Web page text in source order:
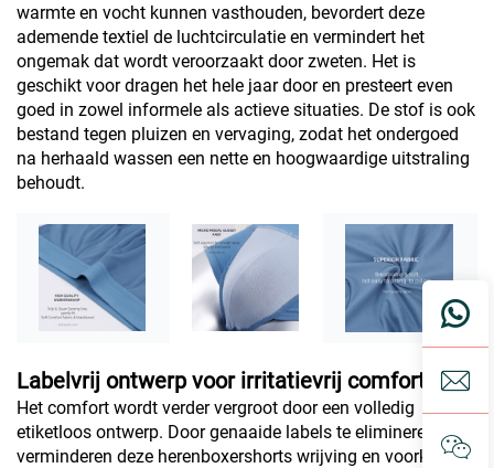
warmte en vocht kunnen vasthouden, bevordert deze
ademende textiel de luchtcirculatie en vermindert het
ongemak dat wordt veroorzaakt door zweten. Het is
geschikt voor dragen het hele jaar door en presteert even
goed in zowel informele als actieve situaties. De stof is ook
bestand tegen pluizen en vervaging, zodat het ondergoed
na herhaald wassen een nette en hoogwaardige uitstraling
behoudt.
Labelvrij ontwerp voor irritatievrij comfort
Het comfort wordt verder vergroot door een volledig
etiketloos ontwerp. Door genaaide labels te elimineren,
verminderen deze herenboxershorts wrijving en voorkomen